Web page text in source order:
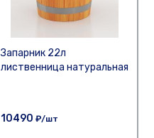
Запарник 22л
лиственница натуральная
10490 ₽/шт